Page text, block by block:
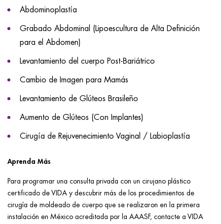
Abdominoplastía
Grabado Abdominal (Lipoescultura de Alta Definición
para el Abdomen)
Levantamiento del cuerpo Post-Bariátrico
Cambio de Imagen para Mamás
Levantamiento de Glúteos Brasileño
Aumento de Glúteos (Con Implantes)
Cirugía de Rejuvenecimiento Vaginal / Labioplastía
Aprenda Más
Para programar una consulta privada con un cirujano plástico
certificado de VIDA y descubrir más de los procedimientos de
cirugía de moldeado de cuerpo que se realizaron en la primera
instalación en México acreditada por la AAASF, contacte a VIDA